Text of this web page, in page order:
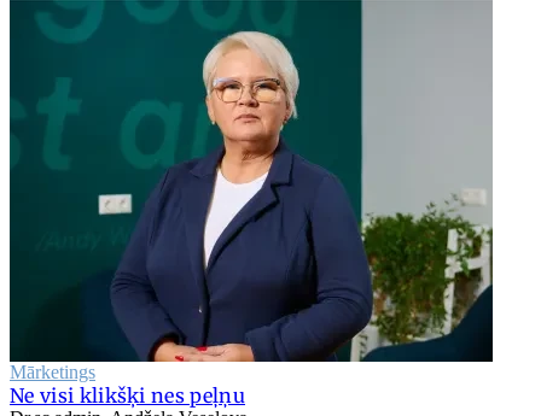
Mārketings
Ne visi klikšķi nes peļņu